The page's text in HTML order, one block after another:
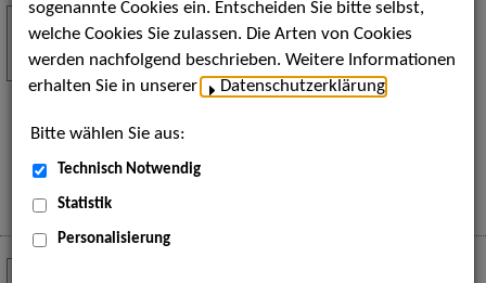
Stuttgart Street Art
Kunst, Live-Acts und Aktionen für Kinder und
Familien. Die Stuttgart Street Art verwandelt den
eine große Open-Air-Bühne voller Akrobatik, Tanz,
Musik und beeindruckender Live-Performances.
Mehr
18
JUL
sogenannte Cookies ein. Entscheiden Sie bitte selbst,
welche Cookies Sie zulassen. Die Arten von Cookies
werden nachfolgend beschrieben. Weitere Informationen
erhalten Sie in unserer
Datenschutzerklärung
Bitte wählen Sie aus:
Technisch Notwendig
Statistik
Personalisierung